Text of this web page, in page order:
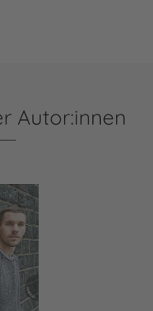
Autor:innen